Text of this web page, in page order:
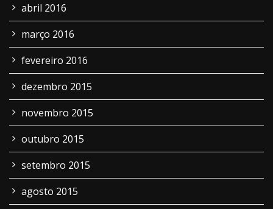
abril 2016
março 2016
fevereiro 2016
dezembro 2015
novembro 2015
outubro 2015
setembro 2015
agosto 2015